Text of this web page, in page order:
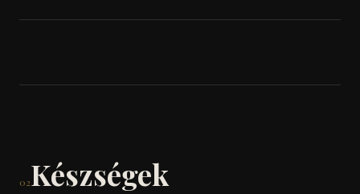
02Készségek